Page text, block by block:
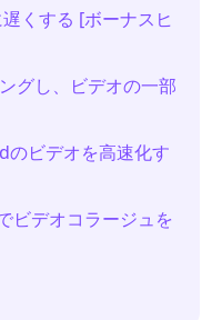
くする [ボーナスヒ
グし、ビデオの一部
ビデオを高速化す
ビデオコラージュを